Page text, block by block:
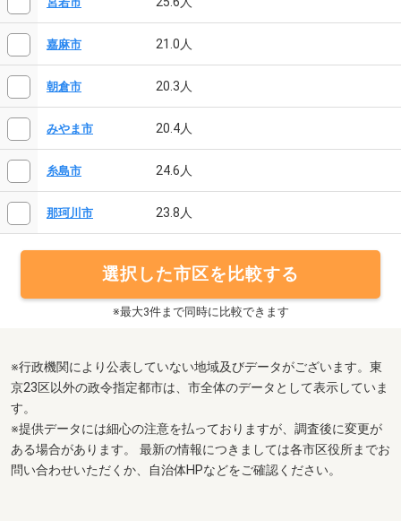
嘉麻市 21.0人
朝倉市 20.3人
みやま市 20.4人
糸島市 24.6人
那珂川市 23.8人
選択した市区を比較する
※最大3件まで同時に比較できます
※行政機関により公表していない地域及びデータがございます。東
京23区以外の政令指定都市は、市全体のデータとして表示していま
す。
※提供データには細心の注意を払っておりますが、調査後に変更が
ある場合があります。 最新の情報につきましては各市区役所までお
問い合わせいただくか、自治体HPなどをご確認ください。